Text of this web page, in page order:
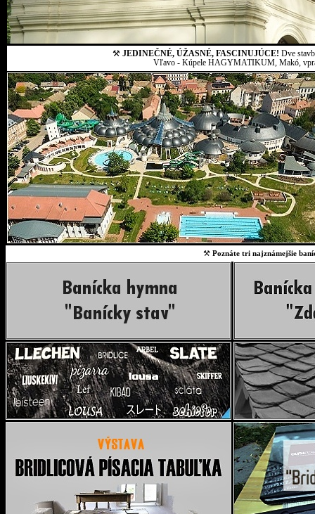
⚒ JEDINEČNÉ, ÚŽASNÉ, FASCINUJÚCE! Dve
Vľavo - Kúpele HAGYMATIKUM, Makó,
⚒Poznáte tri najznámejšie